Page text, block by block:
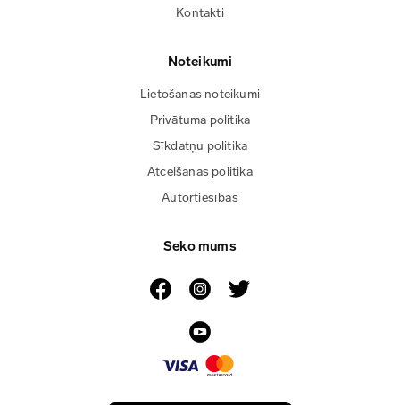
Kontakti
Noteikumi
Lietošanas noteikumi
Privātuma politika
Sīkdatņu politika
Atcelšanas politika
Autortiesības
Seko mums